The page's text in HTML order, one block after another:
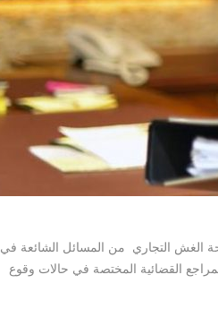
الغش التجاري من المسائل الشائعة في
القضائية المختصة في حالات وقوع